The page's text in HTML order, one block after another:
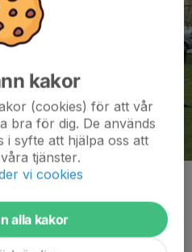
kakor
(cookies) för att vår
bra för dig. De används
i syfte att hjälpa oss att
tjänster.
vi cookies
alla kakor